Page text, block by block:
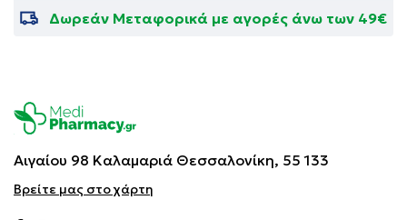
Δωρεάν Μεταφορικά με αγορές άνω των 49€
Αιγαίου 98 Καλαμαριά Θεσσαλονίκη, 55 133
Βρείτε μας στο χάρτη